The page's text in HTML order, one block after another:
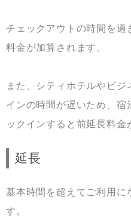
チェックアウトの時間を
料金が加算されます。
また、シティホテルやビジ
インの時間が遅いため、宿
ックインすると前延長料金
延長
基本時間を超えてご利用に
す。